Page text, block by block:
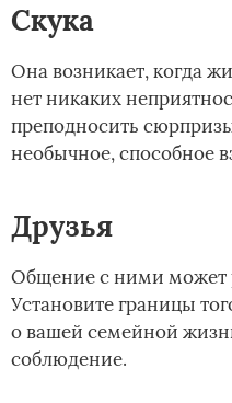
Скука
Она возникает, когда
нет никаких
преподносить
необычное, способное
Друзья
Общение с ними может
Установите границы
о вашей семейной
соблюдение.